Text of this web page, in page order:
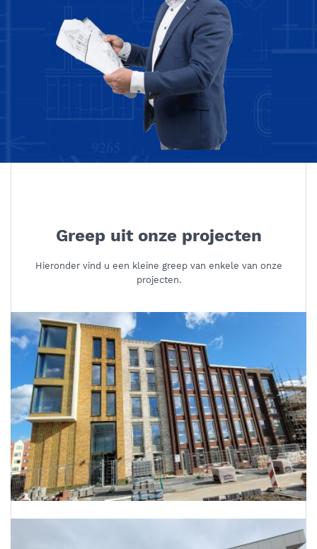
Greep uit onze projecten
Hieronder vind u een kleine greep van enkele van onze
projecten.